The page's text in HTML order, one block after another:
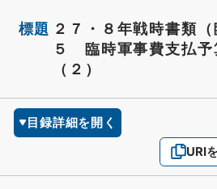
標題 ２７・８年戦時書類
５ 臨時軍事費支払
（２）
目録詳細を開く
URI